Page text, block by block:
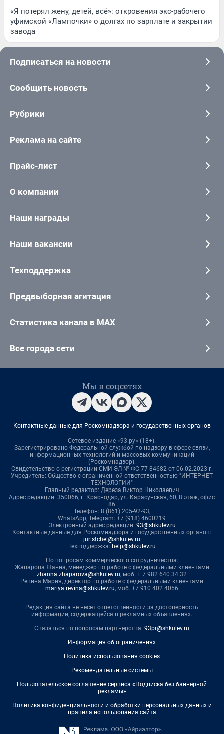
«Я потерял жену, детей, всё»: откровения экс-рабочего
уфимской «Лампочки» о долгах по зарплате и закрытии
завода
Подписаться на новости
Сообщить новость
Рубрики
Реклама на сайте
Прайс-лист
О компании
Наши награды
Наши вакансии
Техподдержка
Предвыборная агитация
Статистика канала в MAX
Все города сети
Мы в соцсетях
Контактные данные для Роскомнадзора и государственных органов
Сетевое издание «93.ру» (18+).
Зарегистрировано Федеральной службой по надзору в сфере связи,
информационных технологий и массовых коммуникаций
(Роскомнадзор).
Свидетельство о регистрации СМИ ЭЛ № ФС 77-84682 от 06.02.2023 г.
Учредитель: Общество с ограниченной ответственностью "ИНТЕРНЕТ
ТЕХНОЛОГИИ"
Главный редактор: Дереза Виктор Николаевич
Адрес редакции: 350066, г. Краснодар, ул. Карасунская, 60, 8 этаж, офис
86
Телефон: 8 (861) 205-92-93,
WhatsApp, Telegram: +7 (918) 4600219
Электронный адрес редакции: 93@shkulev.ru
Контактные данные для Роскомнадзора и государственных органов:
juristchel@shkulev.ru
Техподдержка: help@shkulev.ru
По вопросам коммерческого сотрудничества:
Жапарова Жанна, менеджер по работе с федеральными клиентами
zhanna.zhaparova@shkulev.ru, моб. + 7 982 640 34 32
Ревина Мария, директор по работе с федеральными клиентами
mariya.revina@shkulev.ru, моб. +7 910 402 4056
Редакция сайта не несет ответственности за достоверность
информации, содержащейся в рекламных объявлениях.
Связаться по вопросам партнёрства: 93pr@shkulev.ru
Информация об ограничениях
Политика использования cookies
Рекомендательные системы
Пользовательское соглашение сервиса «Подписка без баннерной
рекламы»
Политика конфиденциальности и обработки персональных данных и
правила использования сайта